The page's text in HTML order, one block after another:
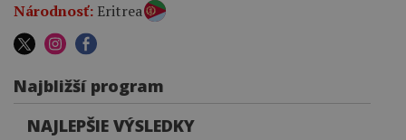
Národnosť: Eritrea
Najbližší program
NAJLEPŠIE VÝSLEDKY